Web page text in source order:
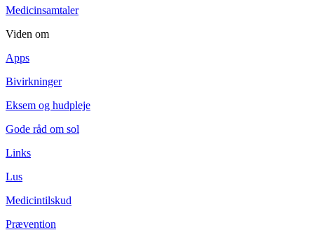
Medicinsamtaler
Viden om
Apps
Bivirkninger
Eksem og hudpleje
Gode råd om sol
Links
Lus
Medicintilskud
Prævention